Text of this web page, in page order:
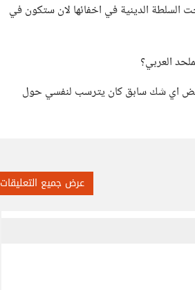
السلطة الدينية في اخفائها لان ستكون في
العربي؟
اي شك سابق كان يترسب لنفسي حول
عرض جميع التعليقات